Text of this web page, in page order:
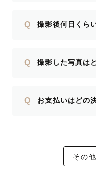
Q 撮影後何日くら
Q 撮影した写真は
Q お支払いはどの
その